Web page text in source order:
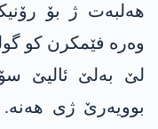
هەلبەت ژ بۆ
وەرە فێمکرن کو
لێ بەلێ ئالیێ
بوویەرێ ژی